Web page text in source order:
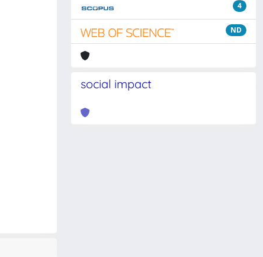
4
ND
social impact